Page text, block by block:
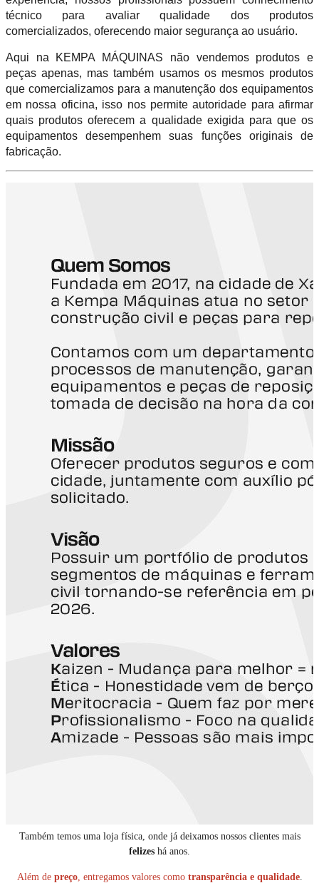
técnico para avaliar qualidade dos produtos
comercializados, oferecendo maior segurança ao usuário.
Aqui na KEMPA MÁQUINAS não vendemos produtos e
peças apenas, mas também usamos os mesmos produtos
que comercializamos para a manutenção dos equipamentos
em nossa oficina, isso nos permite autoridade para afirmar
quais produtos oferecem a qualidade exigida para que os
equipamentos desempenhem suas funções originais de
fabricação.
Também temos uma loja física, onde já deixamos nossos clientes mais
felizes há anos.
Além de preço, entregamos valores como transparência e qualidade.